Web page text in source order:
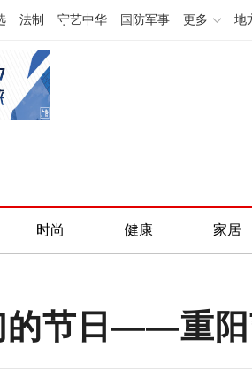
法制 守艺中华 国防军事 更多 地
时尚 健康 家居
的节日——重阳